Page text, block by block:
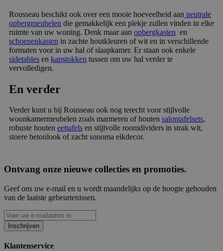
Rousseau beschikt ook over een mooie hoeveelheid aan neutrale
opbergmeubelen die gemakkelijk een plekje zullen vinden in elke
ruimte van uw woning. Denk maar aan opbergkasten en
schoenenkasten in zachte houtkleuren of wit en in verschillende
formaten voor in uw hal of slaapkamer. Er staan ook enkele
sidetables en kapstokken tussen om uw hal verder te
vervolledigen.
En verder
Verder kunt u bij Rousseau ook nog terecht voor stijlvolle
woonkamermeubelen zoals marmeren of houten salontafelsets,
robuste houten eettafels en stijlvolle roomdividers in strak wit,
stoere betonlook of zacht sonoma eikdecor.
Ontvang onze nieuwe collecties en promoties.
Geef ons uw e-mail en u wordt maandelijks op de hoogte gehouden
van de laatste gebeurtenissen.
Inschrijven
Klantenservice